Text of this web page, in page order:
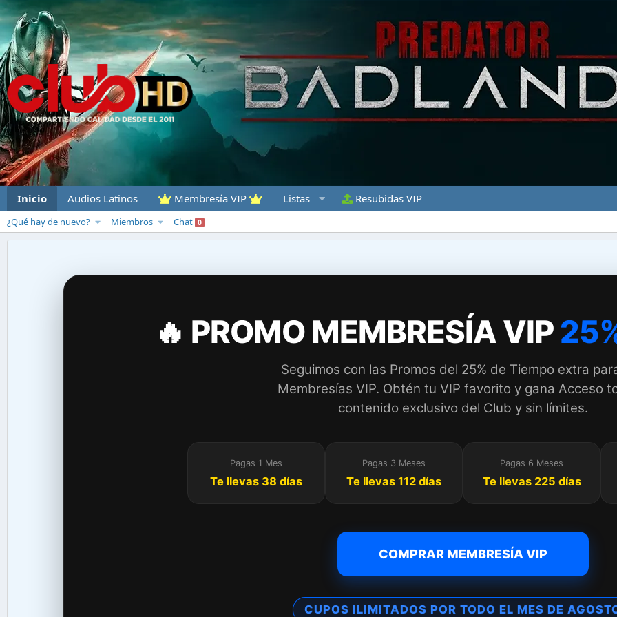
Inicio Audios Latinos Membresía VIP Listas Resubidas VIP
¿Qué hay de nuevo? Miembros Chat 0
🔥 PROMO MEMBRESÍA VIP
Seguimos con las Promos del 25% de Tiempo extra
Membresías VIP. Obtén tu VIP favorito y gana Acceso
contenido exclusivo del Club y sin límites.
Pagas 1 Mes
Te llevas 38 días
Pagas 3 Meses
Te llevas 112 días
Pagas 6 Meses
Te llevas 225 días
COMPRAR MEMBRESÍA VIP
CUPOS ILIMITADOS POR TODO EL MES DE